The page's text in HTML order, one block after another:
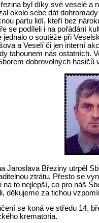
byl díky své veselé a
okolo sebe dát
partu lidí, kteří bez
se podíleli i na pořádání
jednalo o soutěže při
a Veselí či jen interní
tahounem nás ostatních.
dobrovolných hasičů
Jaroslava Březiny utrpěl
ztrátu. Přesto se
na to nejlepší, co pro náš
děkujeme za tichou
se koná ve středu 14.
krematoria.